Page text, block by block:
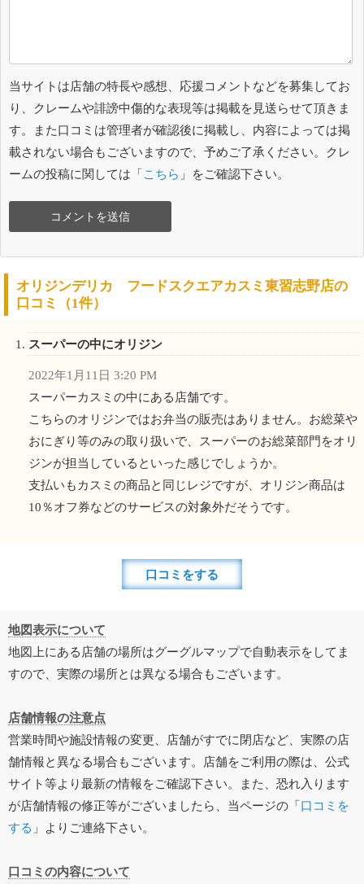
当サイトは店舗の特長や感想、応援コメントなどを募集してお
り、クレームや誹謗中傷的な表現等は掲載を見送らせて頂きま
す。また口コミは管理者が確認後に掲載し、内容によっては掲
載されない場合もございますので、予めご了承ください。クレ
ームの投稿に関しては「こちら 」をご確認下さい。
オリジンデリカ フードスクエアカスミ東習志野店の
口コミ（1件）
スーパーの中にオリジン
2022年1月11日 3:20 PM
スーパーカスミの中にある店舗です。
こちらのオリジンではお弁当の販売はありません。お総菜や
おにぎり等のみの取り扱いで、スーパーのお総菜部門をオリ
ジンが担当しているといった感じでしょうか。
支払いもカスミの商品と同じレジですが、オリジン商品は
10％オフ券などのサービスの対象外だそうです。
口コミをする
地図表示について
地図上にある店舗の場所はグーグルマップで自動表示をしてま
すので、実際の場所とは異なる場合もございます。
店舗情報の注意点
営業時間や施設情報の変更、店舗がすでに閉店など、実際の店
舗情報と異なる場合もございます。店舗をご利用の際は、公式
サイト等より最新の情報をご確認下さい。また、恐れ入ります
が店舗情報の修正等がございましたら、当ページの「口コミを
する 」よりご連絡下さい。
口コミの内容について